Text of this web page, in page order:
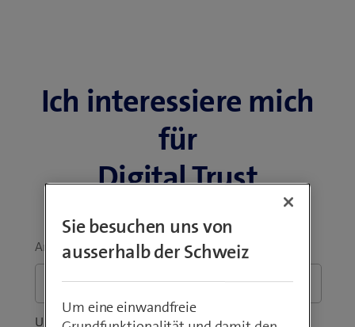
Ich interessiere mich
für
Digital Trust
Anliegen*
Unsicher über den Produktumfang? Sie fragen sich,
Sie besuchen uns von
ausserhalb der Schweiz
Um eine einwandfreie